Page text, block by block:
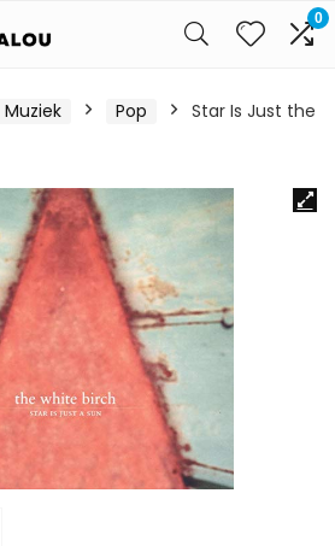
0
Muziek Pop
Star Is Just the